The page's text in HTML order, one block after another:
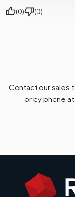
(0) (0)
Contact our sales
or by phone at